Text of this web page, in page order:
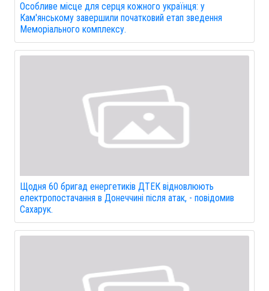
Особливе місце для серця кожного українця: у
Кам'янському завершили початковий етап зведення
Меморіального комплексу.
Щодня 60 бригад енергетиків ДТЕК відновлюють
електропостачання в Донеччині після атак, - повідомив
Сахарук.